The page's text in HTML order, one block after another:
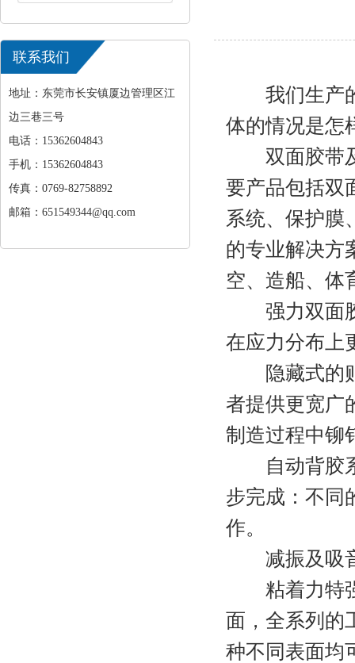
联系我们
地址：东莞市长安镇厦边管理区江
边三巷三号
电话：15362604843
手机：15362604843
传真：0769-82758892
邮箱：651549344@qq.com
我们生产的
体的情况是怎
双面胶带
要产品包括双
系统、保护膜
的专业解决方
空、造船、体
强力双面胶
在应力分布上
隐藏式的贴
者提供更宽广
制造过程中铆
自动背胶系
步完成：不同
作。
减振及吸音
粘着力特强
面，全系列的
种不同表面均